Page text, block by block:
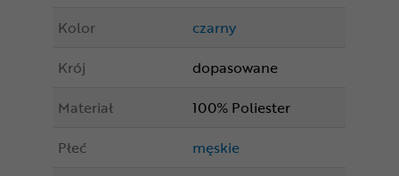
Kolor
czarny
Krój
dopasowane
Materiał
100% Poliester
Płeć
męskie